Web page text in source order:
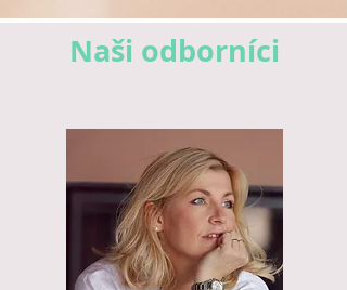
Naši odborníci